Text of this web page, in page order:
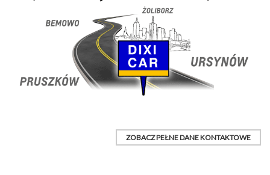
ZOBACZ PEŁNE DANE KONTAKTOWE